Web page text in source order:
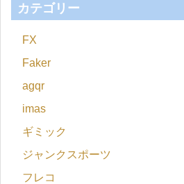
カテゴリー
FX
Faker
agqr
imas
ギミック
ジャンクスポーツ
フレコ